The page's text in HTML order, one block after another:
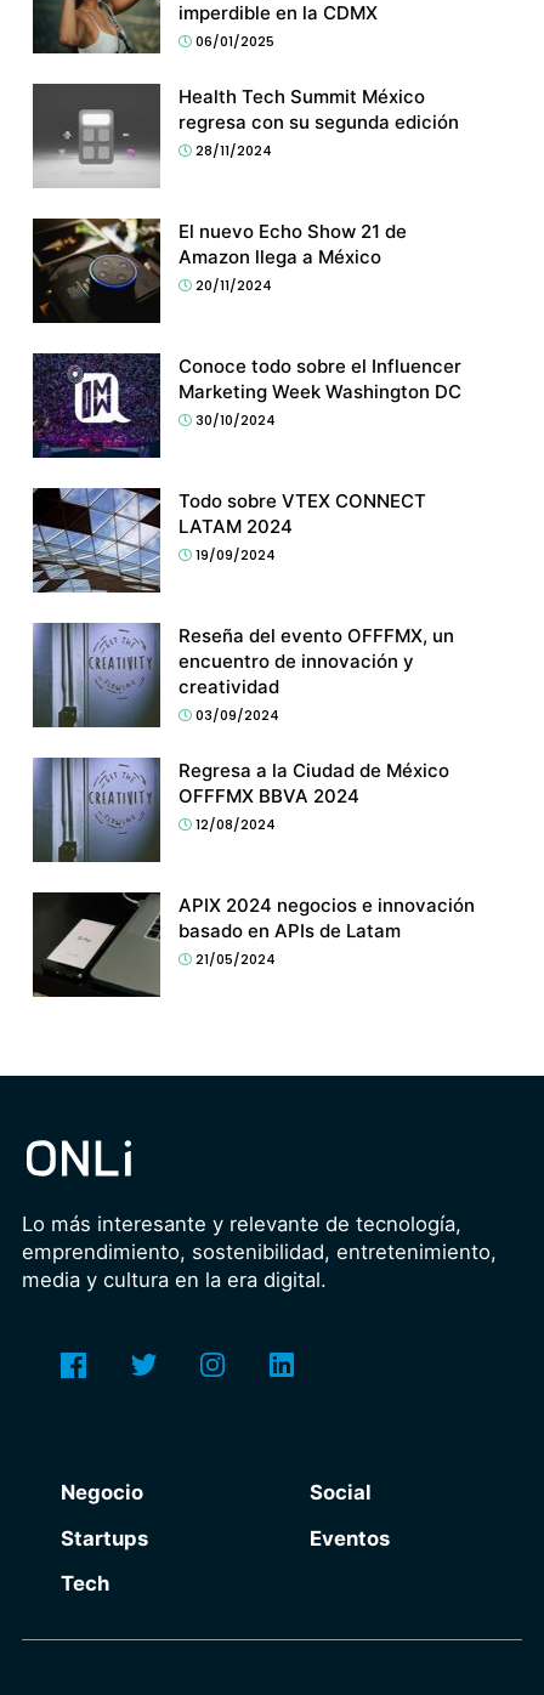
imperdible en la CDMX
06/01/2025
Health Tech Summit México
regresa con su segunda edición
28/11/2024
El nuevo Echo Show 21 de
Amazon llega a México
20/11/2024
Conoce todo sobre el Influencer
Marketing Week Washington DC
30/10/2024
Todo sobre VTEX CONNECT
LATAM 2024
19/09/2024
Reseña del evento OFFFMX, un
encuentro de innovación y
creatividad
03/09/2024
Regresa a la Ciudad de México
OFFFMX BBVA 2024
12/08/2024
APIX 2024 negocios e innovación
basado en APIs de Latam
21/05/2024
Lo más interesante y relevante de tecnología,
emprendimiento, sostenibilidad, entretenimiento,
media y cultura en la era digital.
Negocio
Startups
Tech
Social
Eventos